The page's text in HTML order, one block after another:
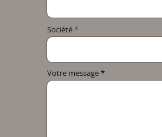
Société
Votre message